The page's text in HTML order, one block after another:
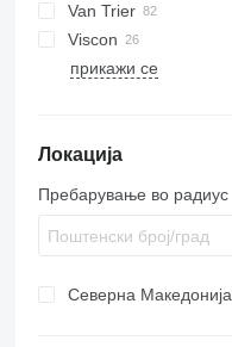
MC
SB
Van Trier
Viscon
W-series
прикажи се
Локација
Пребарување во радиус
Северна Македонија